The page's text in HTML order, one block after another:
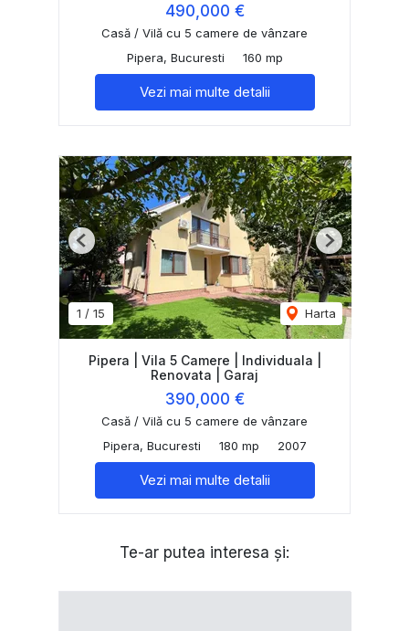
490,000 €
Casă / Vilă cu 5 camere de vânzare
Pipera, Bucuresti
160 mp
Vezi mai multe detalii
1 / 15 Harta
Previous Next
Pipera | Vila 5 Camere | Individuala |
Renovata | Garaj
390,000 €
Casă / Vilă cu 5 camere de vânzare
Pipera, Bucuresti
180 mp 2007
Vezi mai multe detalii
Te-ar putea interesa și: